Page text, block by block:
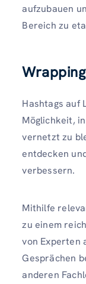
aufzubauen
Bereich zu
Hashtags auf
Möglichkeit,
vernetzt zu
entdecken
verbessern.
Mithilfe
zu einem
von Experten
Gesprächen
anderen